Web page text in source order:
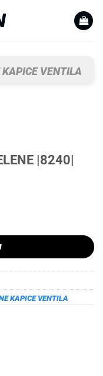
KAPICE VENTILA
|8240|
KAPICE VENTILA